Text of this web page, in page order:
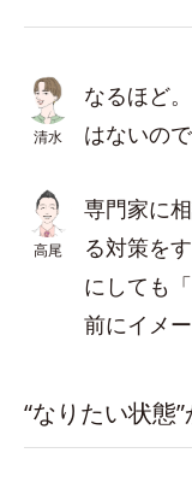
清水
なるほど
はないの
高尾
専門家に
る対策を
にしても
前にイメ
“なりたい状態